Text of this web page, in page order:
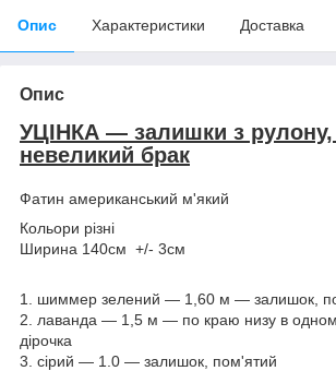
Опис Характеристики Доставка
Опис
УЦІНКА — залишки з
невеликий брак
Фатин американський м'який
Кольори різні
Ширина 140см +/- 3см
1. шиммер зелений — 1,60 м — залишок,
2. лаванда — 1,5 м — по краю низу в
дірочка
3. сірий — 1.0 — залишок, пом'ятий